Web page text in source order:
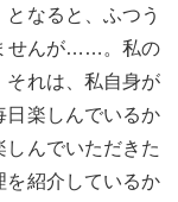
なると、ふつう
せんが……。私の
それは、私自身が
日楽しんでいるか
しんでいただきた
を紹介しているか